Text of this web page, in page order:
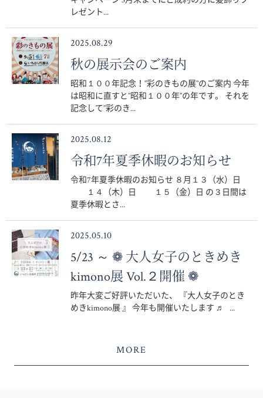
レゼント...
2025.08.29
秋の展示会のご案内
昭和１００年記念！”彩のきもの展”のご案内 今年
は昭和に直すと”昭和１００年”の年です。 それを
記念して”彩のき...
2025.08.12
令和7年夏季休暇のお知らせ
令和7年夏季休暇のお知らせ ８月１３（水）日
１４（木）日 １５（金）日 の３日間は
夏季休暇とさ...
2025.05.10
5/23 ～ ❁ 大人女子のときめき
kimono展 Vol.２開催 ❁
昨年大変ご好評いただいた、 『大人女子のとき
めきkimono展 』 今年も開催いたします ♬ ...
MORE